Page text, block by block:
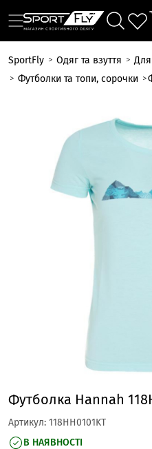
SportFly Одяг та взуття
Футболки та топи, сорочки
Футболка Hannah
Артикул: 118HH0101KT
В НАЯВНОСТІ